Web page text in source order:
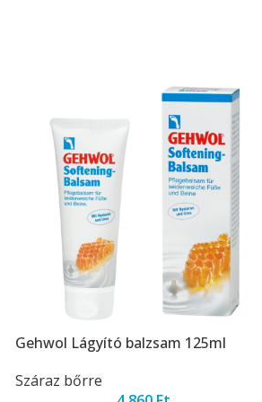
Gehwol Lágyító balzsam 125ml
Száraz bőrre